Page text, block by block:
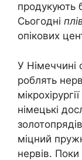
продукують
Сьогодні
опікових
У Німеччині
роблять
німецькі
міцний
нервів.